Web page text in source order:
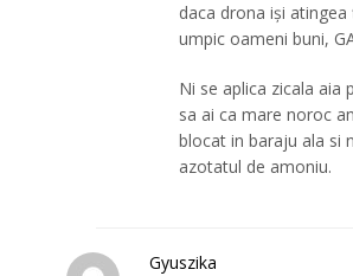
daca drona iși atingea
umpic oameni buni,
Ni se aplica zicala aia
sa ai ca mare noroc
blocat in baraju ala si
azotatul de amoniu.
Gyuszika